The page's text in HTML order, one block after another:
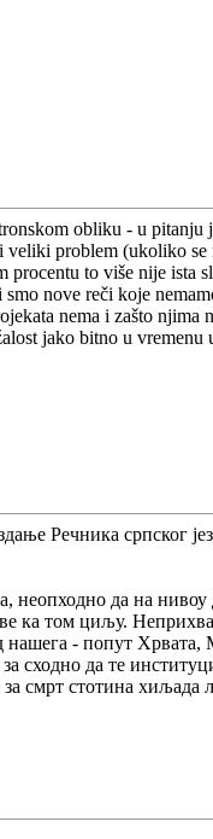
obliku - u
problem (ukoliko
procentu to više nije
nove reči koje
nema i zašto
jako bitno u
Речника српског
неопходно да на
ка том циљу.
нашега - попут
сходно да те
смрт стотина